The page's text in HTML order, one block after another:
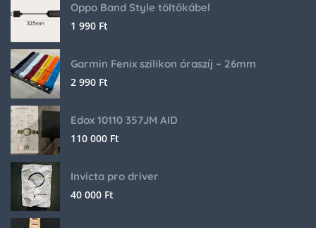
Oppo Band Style töltőkábel
1 990 Ft
Garmin Fenix szilikon óraszíj – 26mm
2 990 Ft
Edox 10110 357JM AID
110 000 Ft
Invicta pro driver
40 000 Ft